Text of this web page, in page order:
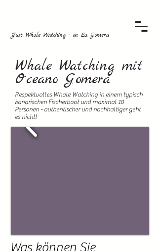
Just Whale Watching - on La Gomera
Whale Watching mit
Oceano Gomera
Respektvolles Whale Watching in einem typisch
kanarischen Fischerboot und maximal 10
Personen - authentischer und nachhaltiger geht
es nicht!
Was können Sie